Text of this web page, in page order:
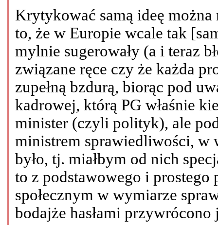
Krytykować samą ideę
to, że w Europie wcale tak
mylnie sugerowały (a i teraz
związane ręce czy że każda
zupełną bzdurą, biorąc pod
kadrowej, którą PG właśnie
minister (czyli polityk), ale
ministrem sprawiedliwości, w
było, tj. miałbym od nich
to z podstawowego i
społecznym w wymiarze
bodajże hasłami